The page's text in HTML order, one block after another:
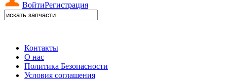
ВойтиРегистрация
Контакты
О нас
Политика Безопасности
Условия соглашения